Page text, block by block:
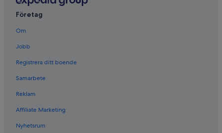
Företag
Om
Jobb
Registrera ditt boende
Samarbete
Reklam
Affiliate Marketing
Nyhetsrum